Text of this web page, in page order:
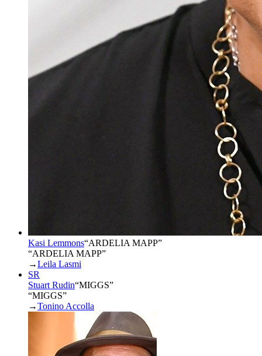
Kasi Lemmons“ARDELIA MAPP”
“ARDELIA MAPP”
→Leila Lasmi
SR
Stuart Rudin“MIGGS”
“MIGGS”
→Tonino Accolla